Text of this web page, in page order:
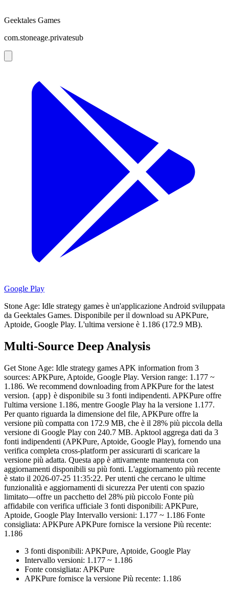
Geektales Games
com.stoneage.privatesub
Google Play
Stone Age: Idle strategy games è un'applicazione Android sviluppata
da Geektales Games. Disponibile per il download su APKPure,
Aptoide, Google Play. L'ultima versione è 1.186 (172.9 MB).
Multi-Source Deep Analysis
Get Stone Age: Idle strategy games APK information from 3
sources: APKPure, Aptoide, Google Play. Version range: 1.177 ~
1.186. We recommend downloading from APKPure for the latest
version. {app} è disponibile su 3 fonti indipendenti. APKPure offre
l'ultima versione 1.186, mentre Google Play ha la versione 1.177.
Per quanto riguarda la dimensione del file, APKPure offre la
versione più compatta con 172.9 MB, che è il 28% più piccola della
versione di Google Play con 240.7 MB. Apktool aggrega dati da 3
fonti indipendenti (APKPure, Aptoide, Google Play), fornendo una
verifica completa cross-platform per assicurarti di scaricare la
versione più adatta. Questa app è attivamente mantenuta con
aggiornamenti disponibili su più fonti. L'aggiornamento più recente
è stato il 2026-07-25 11:35:22. Per utenti che cercano le ultime
funzionalità e aggiornamenti di sicurezza Per utenti con spazio
limitato—offre un pacchetto del 28% più piccolo Fonte più
affidabile con verifica ufficiale 3 fonti disponibili: APKPure,
Aptoide, Google Play Intervallo versioni: 1.177 ~ 1.186 Fonte
consigliata: APKPure APKPure fornisce la versione Più recente:
1.186
3 fonti disponibili: APKPure, Aptoide, Google Play
Intervallo versioni: 1.177 ~ 1.186
Fonte consigliata: APKPure
APKPure fornisce la versione Più recente: 1.186